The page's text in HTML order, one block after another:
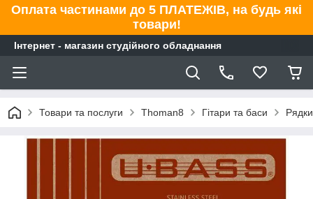
Оплата частинами до 5 ПЛАТЕЖІВ, на будь які
товари!
Інтернет - магазин студійного обладнання
Товари та послуги Thoman8 Гітари та баси Рядки